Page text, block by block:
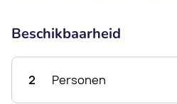
Beschikbaarheid
2 Personen